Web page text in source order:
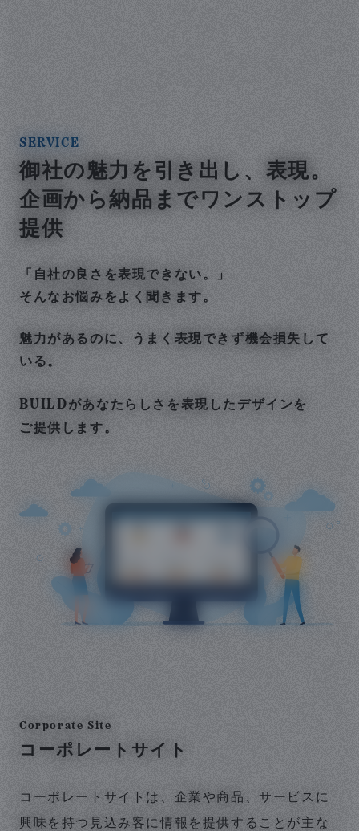
SERVICE
御社の魅力を引き出し、表現。
企画から納品までワンストップ
提供
「自社の良さを表現できない。」
そんなお悩みをよく聞きます。
魅力があるのに、うまく表現できず機会損失して
いる。
BUILDがあなたらしさを表現したデザインを
ご提供します。
Corporate Site
コーポレートサイト
コーポレートサイトは、企業や商品、サービスに
興味を持つ見込み客に情報を提供することが主な